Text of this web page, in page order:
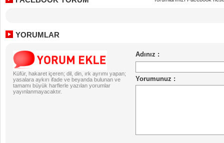
YORUMLAR
Küfür, hakaret içeren; dil, din, ırk ayrımı yapan;
yasalara aykırı ifade ve beyanda bulunan ve
tamamı büyük harflerle yazılan yorumlar
yayınlanmayacaktır.